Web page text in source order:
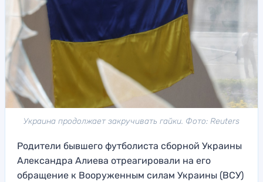
Украина продолжает закручивать гайки. Фото: Reuters
Родители бывшего футболиста сборной Украины
Александра Алиева отреагировали на его
обращение к Вооруженным силам Украины (ВСУ)